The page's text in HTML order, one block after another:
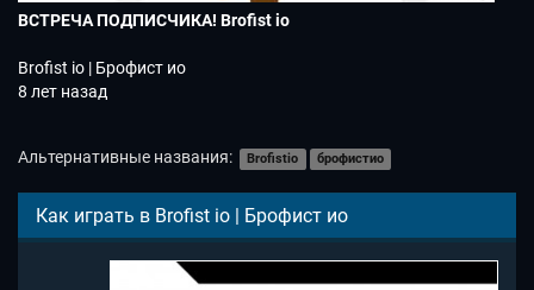
ВСТРЕЧА ПОДПИСЧИКА! Brofist io
Brofist io | Брофист ио
8 лет назад
Альтернативные названия: Brofistio брофистио
Как играть в Brofist io | Брофист ио